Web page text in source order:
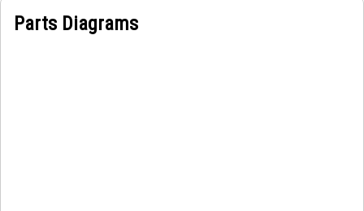
Parts Diagrams